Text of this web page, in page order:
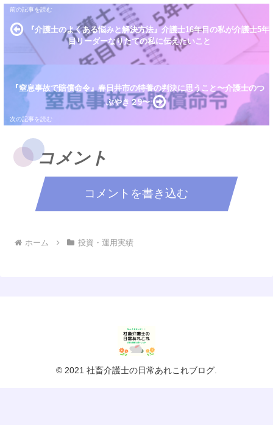
『介護士のよくある悩みと解決方法』介護士16年目の私が介護士5年
目リーダーなりたての私に伝えたいこと
『窒息事故で賠償命令』春日井市の特養の判決に思うこと〜介護士のつ
ぶやき２9〜
コメント
コメントを書き込む
ホーム 投資・運用実績
© 2021 社畜介護士の日常あれこれブログ.